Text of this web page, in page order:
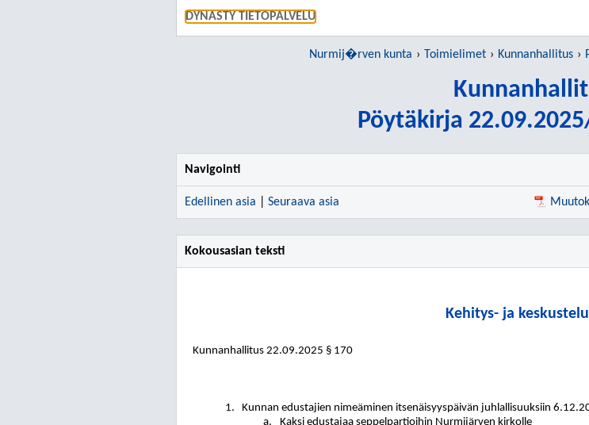
DYNASTY TIETOPALVELU
Nurmij�rven kunta Toimielimet Kunnanhallitus
Pöytäkirja
Navigointi
Edellinen asia Seuraava asia
Kokousasian teksti
Kehitys- ja
Kunnanhallitus 22.09.2025 § 170
Kunnan edustajien nimeäminen itsenäisyyspäivän juhlallisuuksiin
Kaksi edustajaa seppelpartioihin Nurmijärven kirkolle